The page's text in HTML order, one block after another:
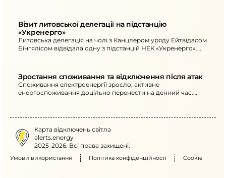
Візит литовської делегації на підстанцію
«Укренерго»
Литовська делегація на чолі з Канцлером уряду Ейтвідасом
Бінгялісом відвідала одну з підстанцій НЕК «Укренерго».
Зростання споживання та відключення після атак
Споживання електроенергії зросло; активне
енергоспоживання доцільно перенести на денний час.
Карта відключень світла
alerts.energy
2025-2026. Всі права захищені.
Умови використання Політика конфіденційності Cookie